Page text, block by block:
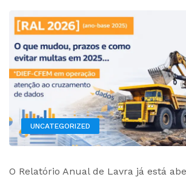
UNCATEGORIZED
by
O Relatório Anual de Lavra já está